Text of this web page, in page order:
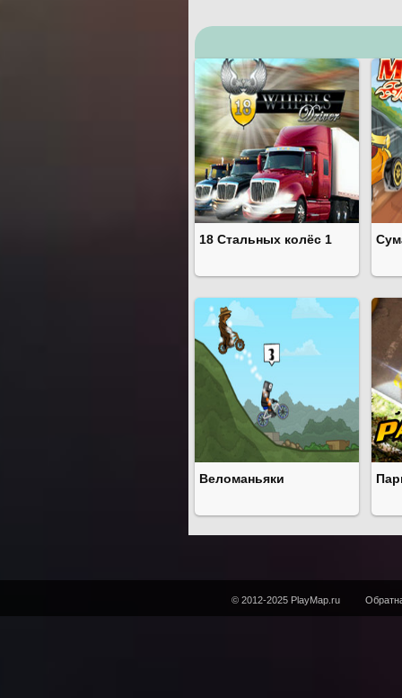
18 Стальных колёс 1
Веломаньяки
© 2012-2025 PlayMap.ru